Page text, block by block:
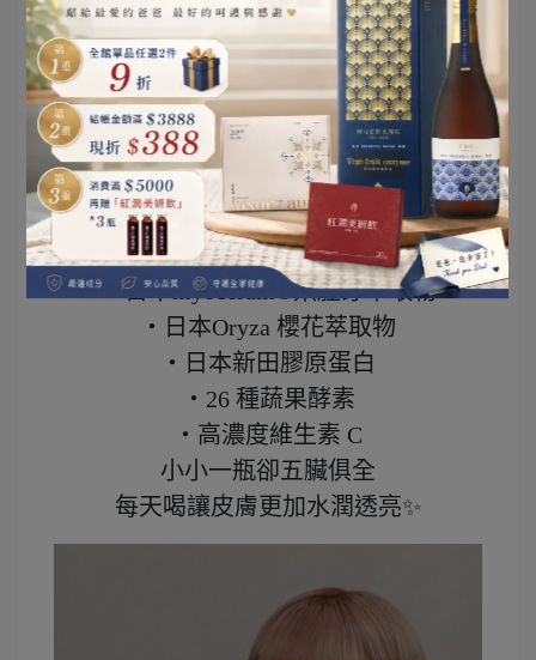
「水慕光 透亮精萃」
市售唯一使用全日本品牌原料
集結日本四大品牌
・選用日本頂尖品牌Hyabest玻尿酸
95%以上高純度透明質酸鈉
分子小，好吸收.ᐟ.ᐟ.ᐟ
・日本myoceram®米胚芽萃取物
・日本Oryza 櫻花萃取物
・日本新田膠原蛋白
・26 種蔬果酵素
・高濃度維生素 C
小小一瓶卻五臟俱全
每天喝讓皮膚更加水潤透亮✨